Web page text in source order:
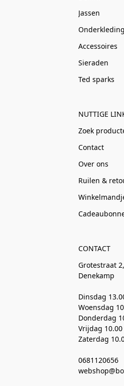
Jassen
Onderkleding
Accessoires
Sieraden
Ted sparks
NUTTIGE
Zoek
Contact
Over ons
Ruilen &
CONTACT
Grotestraat
Denekamp
Dinsdag
Woensdag
Donderdag
Vrijdag
Zaterdag
0681120656